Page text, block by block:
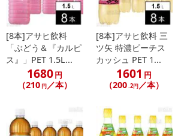
[8本]アサヒ飲料
「ぶどう＆『カルピ
ス』」PET 1.5L...
1680円
（210 円／本）
[8本]アサヒ飲料 三
ツ矢 特濃ピーチス
カッシュ PET 1...
1601 円
（200.2円／本）